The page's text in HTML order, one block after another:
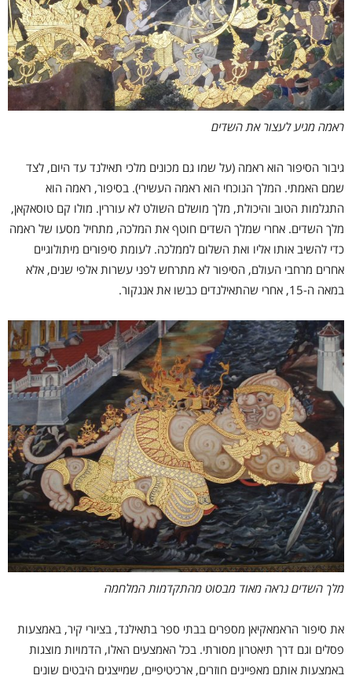
ראמה מגיע לעצור את השדים
גיבור הסיפור הוא ראמה (על שמו גם מכונים מלכי תאילנד עד היום, לצד
שמם האמתי. המלך הנוכחי הוא ראמה העשירי). בסיפור, ראמה הוא
התגלמות הטוב והיכולת, מלך מושלם השולט לא עוררין. מולו קם טוסאקאן,
מלך השדים. אחרי שמלך השדים חוטף את המלכה, מתחיל מסעו של ראמה
כדי להשיב אותו אליו ואת השלום לממלכה. לעומת סיפורים מיתולוגיים
אחרים מרחבי העולם, הסיפור לא מתרחש לפני עשרות אלפי שנים, אלא
במאה ה-15, אחרי שהתאילנדים כבשו את אנגקור.
מלך השדים נראה מאוד מבסוט מהתקדמות המלחמה
את סיפור הראמאקיאן מספרים בבתי ספר בתאילנד, בציורי קיר, באמצעות
פסלים וגם דרך תיאטרון מסורתי. בכל האמצעים האלו, הדמויות מוצגות
באמצעות אותם מאפיינים חוזרים, ארכיטיפיים, שמייצגים היבטים שונים